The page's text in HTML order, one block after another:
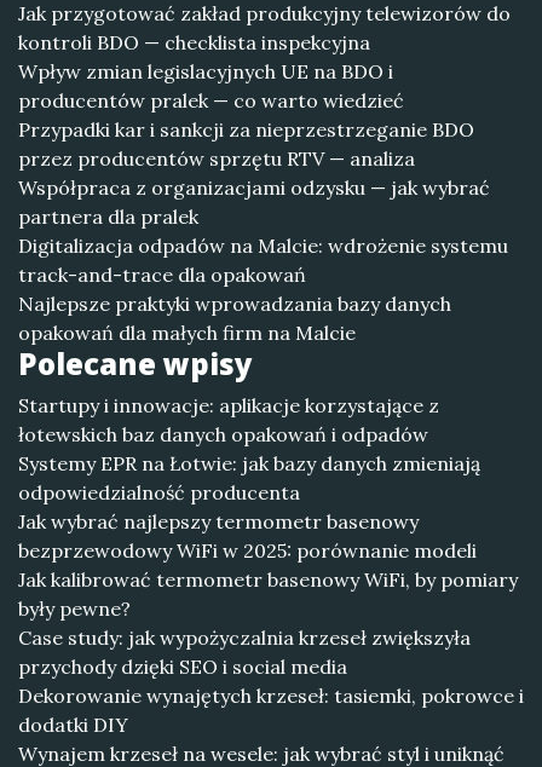
Jak przygotować zakład produkcyjny telewizorów do
kontroli BDO — checklista inspekcyjna
Wpływ zmian legislacyjnych UE na BDO i
producentów pralek — co warto wiedzieć
Przypadki kar i sankcji za nieprzestrzeganie BDO
przez producentów sprzętu RTV — analiza
Współpraca z organizacjami odzysku — jak wybrać
partnera dla pralek
Digitalizacja odpadów na Malcie: wdrożenie systemu
track-and-trace dla opakowań
Najlepsze praktyki wprowadzania bazy danych
opakowań dla małych firm na Malcie
Polecane wpisy
Startupy i innowacje: aplikacje korzystające z
łotewskich baz danych opakowań i odpadów
Systemy EPR na Łotwie: jak bazy danych zmieniają
odpowiedzialność producenta
Jak wybrać najlepszy termometr basenowy
bezprzewodowy WiFi w 2025: porównanie modeli
Jak kalibrować termometr basenowy WiFi, by pomiary
były pewne?
Case study: jak wypożyczalnia krzeseł zwiększyła
przychody dzięki SEO i social media
Dekorowanie wynajętych krzeseł: tasiemki, pokrowce i
dodatki DIY
Wynajem krzeseł na wesele: jak wybrać styl i uniknąć